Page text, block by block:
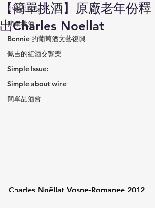
小余品飲誌
簡單挑酒
Bonnie 的葡萄酒文藝復興
佩吉的紅酒交響樂
Simple Issue:
Simple about wine
簡單品酒會
【簡單挑酒】原廠老年份釋
出Charles Noellat
Charles Noëllat Vosne-Romanee 2012